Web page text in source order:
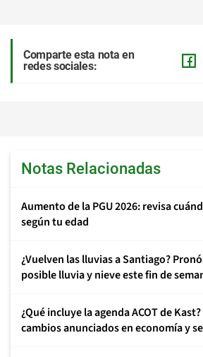
Comparte esta nota en
redes sociales:
Notas Relacionadas
Aumento de la PGU 2026: revisa
según tu edad
¿Vuelven las lluvias a Santiago?
posible lluvia y nieve este fin de
¿Qué incluye la agenda ACOT de
cambios anunciados en economía y